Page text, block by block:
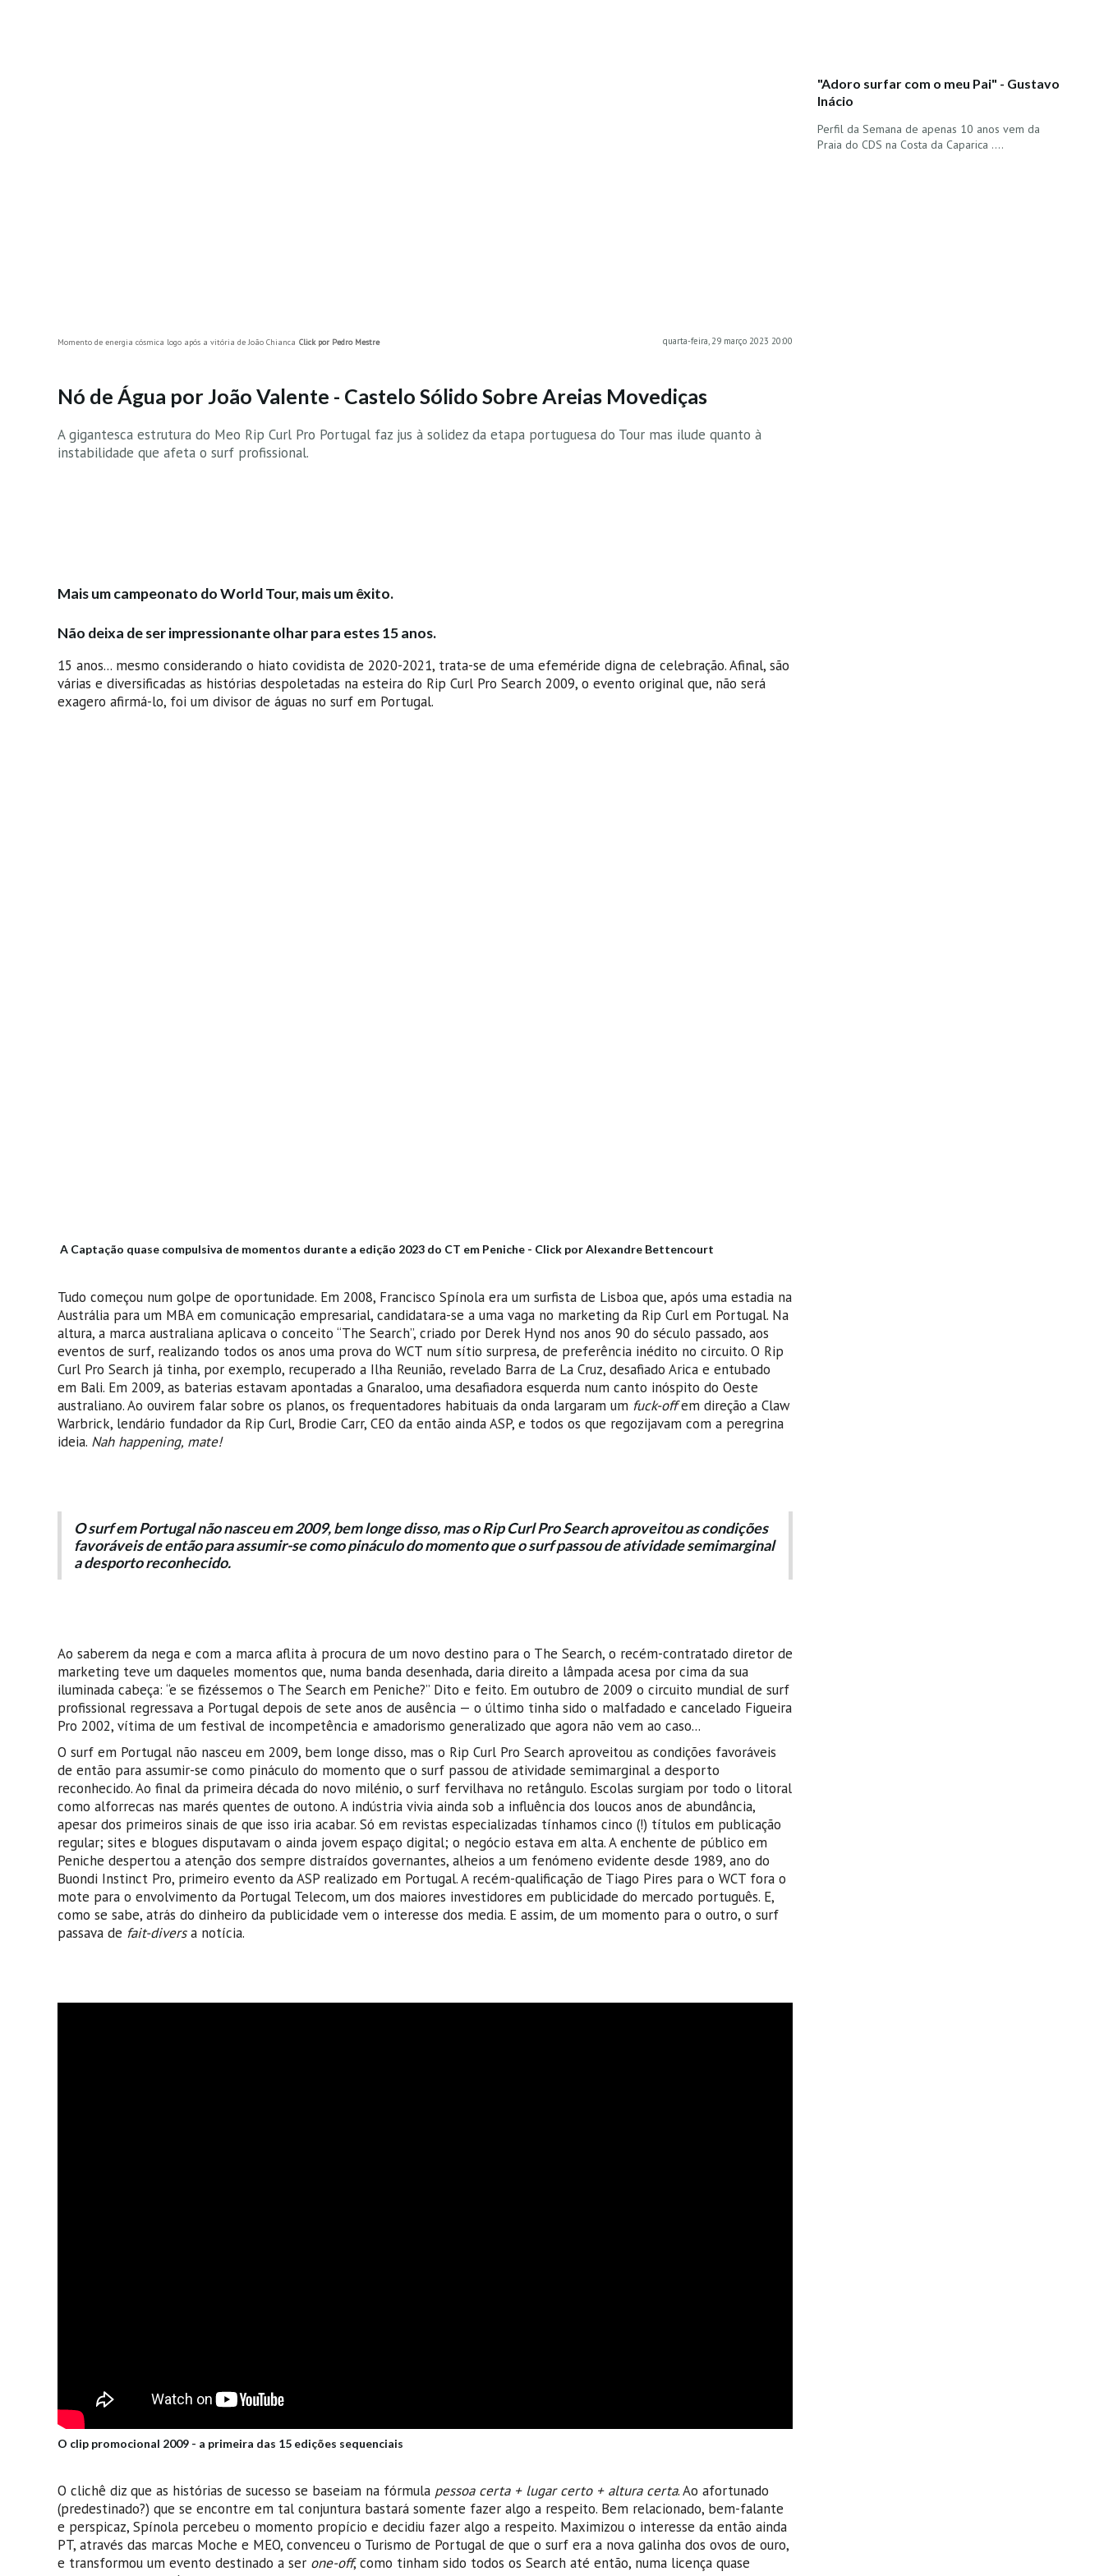
Momento de energia cósmica logo após a vitória de João Chianca Click por Pedro Mestre quarta-feira, 29 março 2023 20:00
Nó de Água por João Valente - Castelo Sólido Sobre Areias Movediças
A gigantesca estrutura do Meo Rip Curl Pro Portugal faz jus à solidez da etapa portuguesa do Tour mas ilude quanto à
instabilidade que afeta o surf profissional.
Mais um campeonato do World Tour, mais um êxito.
Não deixa de ser impressionante olhar para estes 15 anos.
15 anos... mesmo considerando o hiato covidista de 2020-2021, trata-se de uma efeméride digna de celebração. Afinal, são
várias e diversificadas as histórias despoletadas na esteira do Rip Curl Pro Search 2009, o evento original que, não será
exagero afirmá-lo, foi um divisor de águas no surf em Portugal.
A Captação quase compulsiva de momentos durante a edição 2023 do CT em Peniche - Click por Alexandre Bettencourt
Tudo começou num golpe de oportunidade. Em 2008, Francisco Spínola era um surfista de Lisboa que, após uma estadia na
Austrália para um MBA em comunicação empresarial, candidatara-se a uma vaga no marketing da Rip Curl em Portugal. Na
altura, a marca australiana aplicava o conceito “The Search”, criado por Derek Hynd nos anos 90 do século passado, aos
eventos de surf, realizando todos os anos uma prova do WCT num sítio surpresa, de preferência inédito no circuito. O Rip
Curl Pro Search já tinha, por exemplo, recuperado a Ilha Reunião, revelado Barra de La Cruz, desafiado Arica e entubado
em Bali. Em 2009, as baterias estavam apontadas a Gnaraloo, uma desafiadora esquerda num canto inóspito do Oeste
australiano. Ao ouvirem falar sobre os planos, os frequentadores habituais da onda largaram um fuck-offem direção a Claw
Warbrick, lendário fundador da Rip Curl, Brodie Carr, CEO da então ainda ASP, e todos os que regozijavam com a peregrina
ideia. Nah happening, mate!
O surf em Portugal não nasceu em 2009, bem longe disso, mas o Rip Curl Pro Search aproveitou as condições
favoráveis de então para assumir-se como pináculo do momento que o surf passou de atividade semimarginal
a desporto reconhecido.
Ao saberem da nega e com a marca aflita à procura de um novo destino para o The Search, o recém-contratado diretor de
marketing teve um daqueles momentos que, numa banda desenhada, daria direito a lâmpada acesa por cima da sua
iluminada cabeça: “e se fizéssemos o The Search em Peniche?” Dito e feito. Em outubro de 2009 o circuito mundial de surf
profissional regressava a Portugal depois de sete anos de ausência — o último tinha sido o malfadado e cancelado Figueira
Pro 2002, vítima de um festival de incompetência e amadorismo generalizado que agora não vem ao caso...
O surf em Portugal não nasceu em 2009, bem longe disso, mas o Rip Curl Pro Search aproveitou as condições favoráveis
de então para assumir-se como pináculo do momento que o surf passou de atividade semimarginal a desporto
reconhecido.Ao final da primeira década do novo milénio, o surf fervilhava no retângulo. Escolas surgiam por todo o litoral
como alforrecas nas marés quentes de outono. A indústria vivia ainda sob a influência dos loucos anos de abundância,
apesar dos primeiros sinais de que isso iria acabar. Só em revistas especializadas tínhamos cinco (!) títulos em publicação
regular; sites e blogues disputavam o ainda jovem espaço digital; o negócio estava em alta. A enchente de público em
Peniche despertou a atenção dos sempre distraídos governantes, alheios a um fenómeno evidente desde 1989, ano do
Buondi Instinct Pro, primeiro evento da ASP realizado em Portugal. A recém-qualificação de Tiago Pires para o WCT fora o
mote para o envolvimento da Portugal Telecom, um dos maiores investidores em publicidade do mercado português. E,
como se sabe, atrás do dinheiro da publicidade vem o interesse dos media. E assim, de um momento para o outro, o surf
passava de fait-diversa notícia.
O clip promocional 2009 - a primeira das 15 edições sequenciais
O clichê diz que as histórias de sucesso se baseiam na fórmula pessoa certa + lugar certo + altura certa. Ao afortunado
(predestinado?) que se encontre em tal conjuntura bastará somente fazer algo a respeito. Bem relacionado, bem-falante
e perspicaz, Spínola percebeu o momento propício e decidiu fazer algo a respeito. Maximizou o interesse da então ainda
PT, através das marcas Moche e MEO, convenceu o Turismo de Portugal de que o surf era a nova galinha dos ovos de ouro,
e transformou um evento destinado a ser one-off, como tinham sido todos os Search até então, numa licença quase
"Adoro surfar com o meu Pai" - Gustavo
Inácio
Perfil da Semana de apenas 10 anos vem da
Praia do CDS na Costa da Caparica ....